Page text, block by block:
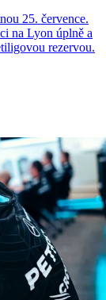
25. července.
na Lyon úplně a
rezervou.